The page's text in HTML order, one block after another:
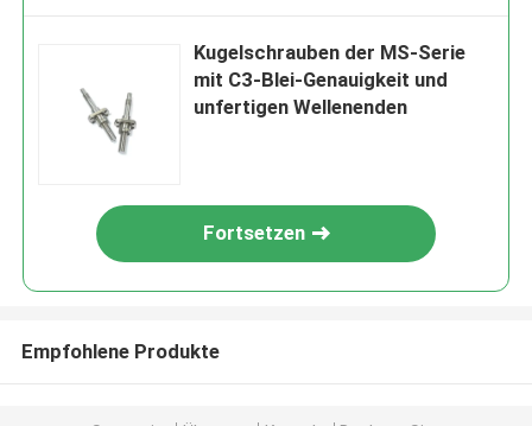
Kugelschrauben der MS-Serie
mit C3-Blei-Genauigkeit und
unfertigen Wellenenden
Fortsetzen
Empfohlene Produkte